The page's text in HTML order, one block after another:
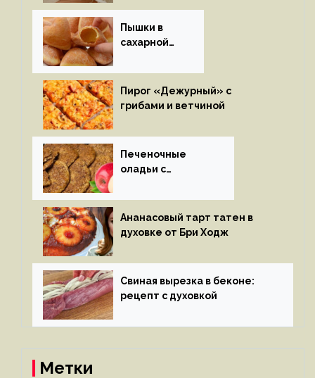
Пышки в
сахарной
Пирог «Дежурный» с
грибами и ветчиной
Печеночные
оладьи с
Ананасовый тарт татен в
духовке от Бри Ходж
Свиная вырезка в беконе:
рецепт с духовкой
Метки